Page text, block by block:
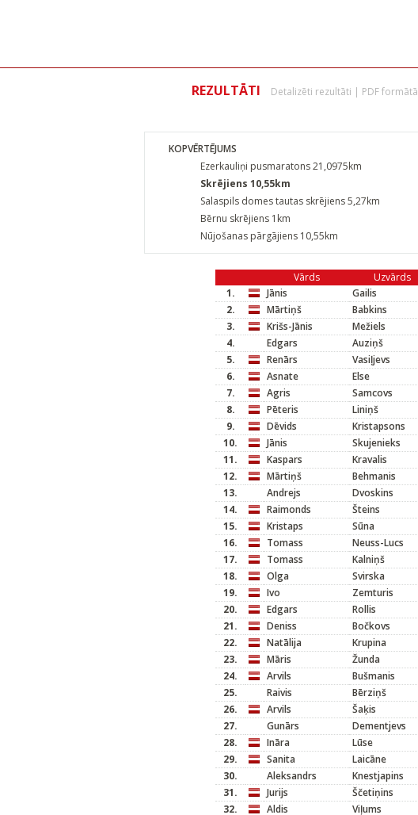
REZULTĀTI Detalizēti rezultāti | PDF formātā
KOPVĒRTĒJUMS
Ezerkauliņi pusmaratons 21,0975km
Skrējiens 10,55km
Salaspils domes tautas skrējiens 5,27km
Bērnu skrējiens 1km
Nūjošanas pārgājiens 10,55km
Vārds Uzvārds
1.
Jānis Gailis
2.
Mārtiņš Babkins
3.
Krišs-Jānis Mežiels
4.
Edgars Auziņš
5.
Renārs Vasiļjevs
6.
Asnate Else
7.
Agris Samcovs
8.
Pēteris Liniņš
9.
Dēvids Kristapsons
10.
Jānis Skujenieks
11.
Kaspars Kravalis
12.
Mārtiņš Behmanis
13.
Andrejs Dvoskins
14.
Raimonds Šteins
15.
Kristaps Sūna
16.
Tomass Neuss-Lucs
17.
Tomass Kalniņš
18.
Olga Svirska
19.
Ivo Zemturis
20.
Edgars Rollis
21.
Deniss Bočkovs
22.
Natālija Krupina
23.
Māris Žunda
24.
Arvils Bušmanis
25.
Raivis Bērziņš
26.
Arvils Šaķis
27.
Gunārs Dementjevs
28.
Ināra Lūse
29.
Sanita Laicāne
30.
Aleksandrs Knestjapins
31.
Jurijs Ščetiņins
32.
Aldis Viļums